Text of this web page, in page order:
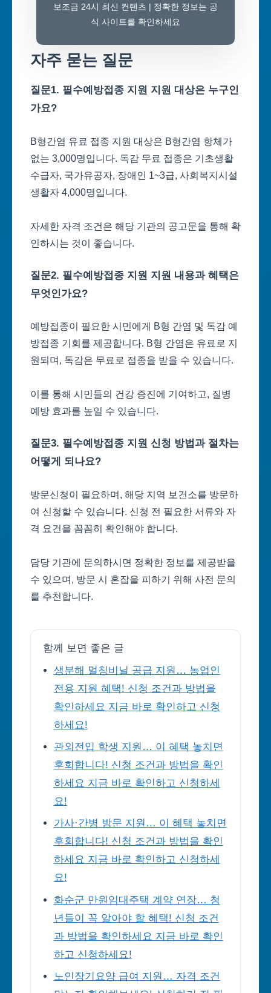
보조금 24시 최신 컨텐츠 | 정확한 정보는 공
식 사이트를 확인하세요
자주 묻는 질문
질문1. 필수예방접종 지원 지원 대상은 누구인
가요?
B형간염 유료 접종 지원 대상은 B형간염 항체가
없는 3,000명입니다. 독감 무료 접종은 기초생활
수급자, 국가유공자, 장애인 1~3급, 사회복지시설
생활자 4,000명입니다.
자세한 자격 조건은 해당 기관의 공고문을 통해 확
인하시는 것이 좋습니다.
질문2. 필수예방접종 지원 지원 내용과 혜택은
무엇인가요?
예방접종이 필요한 시민에게 B형 간염 및 독감 예
방접종 기회를 제공합니다. B형 간염은 유료로 지
원되며, 독감은 무료로 접종을 받을 수 있습니다.
이를 통해 시민들의 건강 증진에 기여하고, 질병
예방 효과를 높일 수 있습니다.
질문3. 필수예방접종 지원 신청 방법과 절차는
어떻게 되나요?
방문신청이 필요하며, 해당 지역 보건소를 방문하
여 신청할 수 있습니다. 신청 전 필요한 서류와 자
격 요건을 꼼꼼히 확인해야 합니다.
담당 기관에 문의하시면 정확한 정보를 제공받을
수 있으며, 방문 시 혼잡을 피하기 위해 사전 문의
를 추천합니다.
함께 보면 좋은 글
생분해 멀칭비닐 공급 지원… 농업인
전용 지원 혜택! 신청 조건과 방법을
확인하세요 지금 바로 확인하고 신청
하세요!
관외전입 학생 지원… 이 혜택 놓치면
후회합니다! 신청 조건과 방법을 확인
하세요 지금 바로 확인하고 신청하세
요!
가사·간병 방문 지원… 이 혜택 놓치면
후회합니다! 신청 조건과 방법을 확인
하세요 지금 바로 확인하고 신청하세
요!
화순군 만원임대주택 계약 연장… 청
년들이 꼭 알아야 할 혜택! 신청 조건
과 방법을 확인하세요 지금 바로 확인
하고 신청하세요!
노인장기요양 급여 지원… 자격 조건